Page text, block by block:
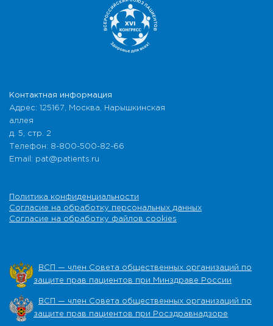
Контактная информация
Адрес: 125167, Москва, Нарышкинская
аллея
д. 5, стр. 2
Телефон: 8-800-500-82-66
Email: pat@patients.ru
Политика конфиденциальности
Согласие на обработку персональных данных
Согласие на обработку файлов cookies
ВСП — член Совета общественных организаций по
защите прав пациентов при Минздраве России
ВСП — член Совета общественных организаций по
защите прав пациентов при Росздравнадзоре